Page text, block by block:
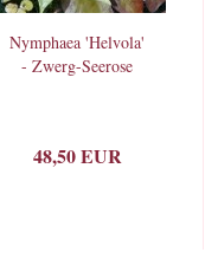
Nymphaea 'Helvola'
- Zwerg-Seerose
48,50 EUR